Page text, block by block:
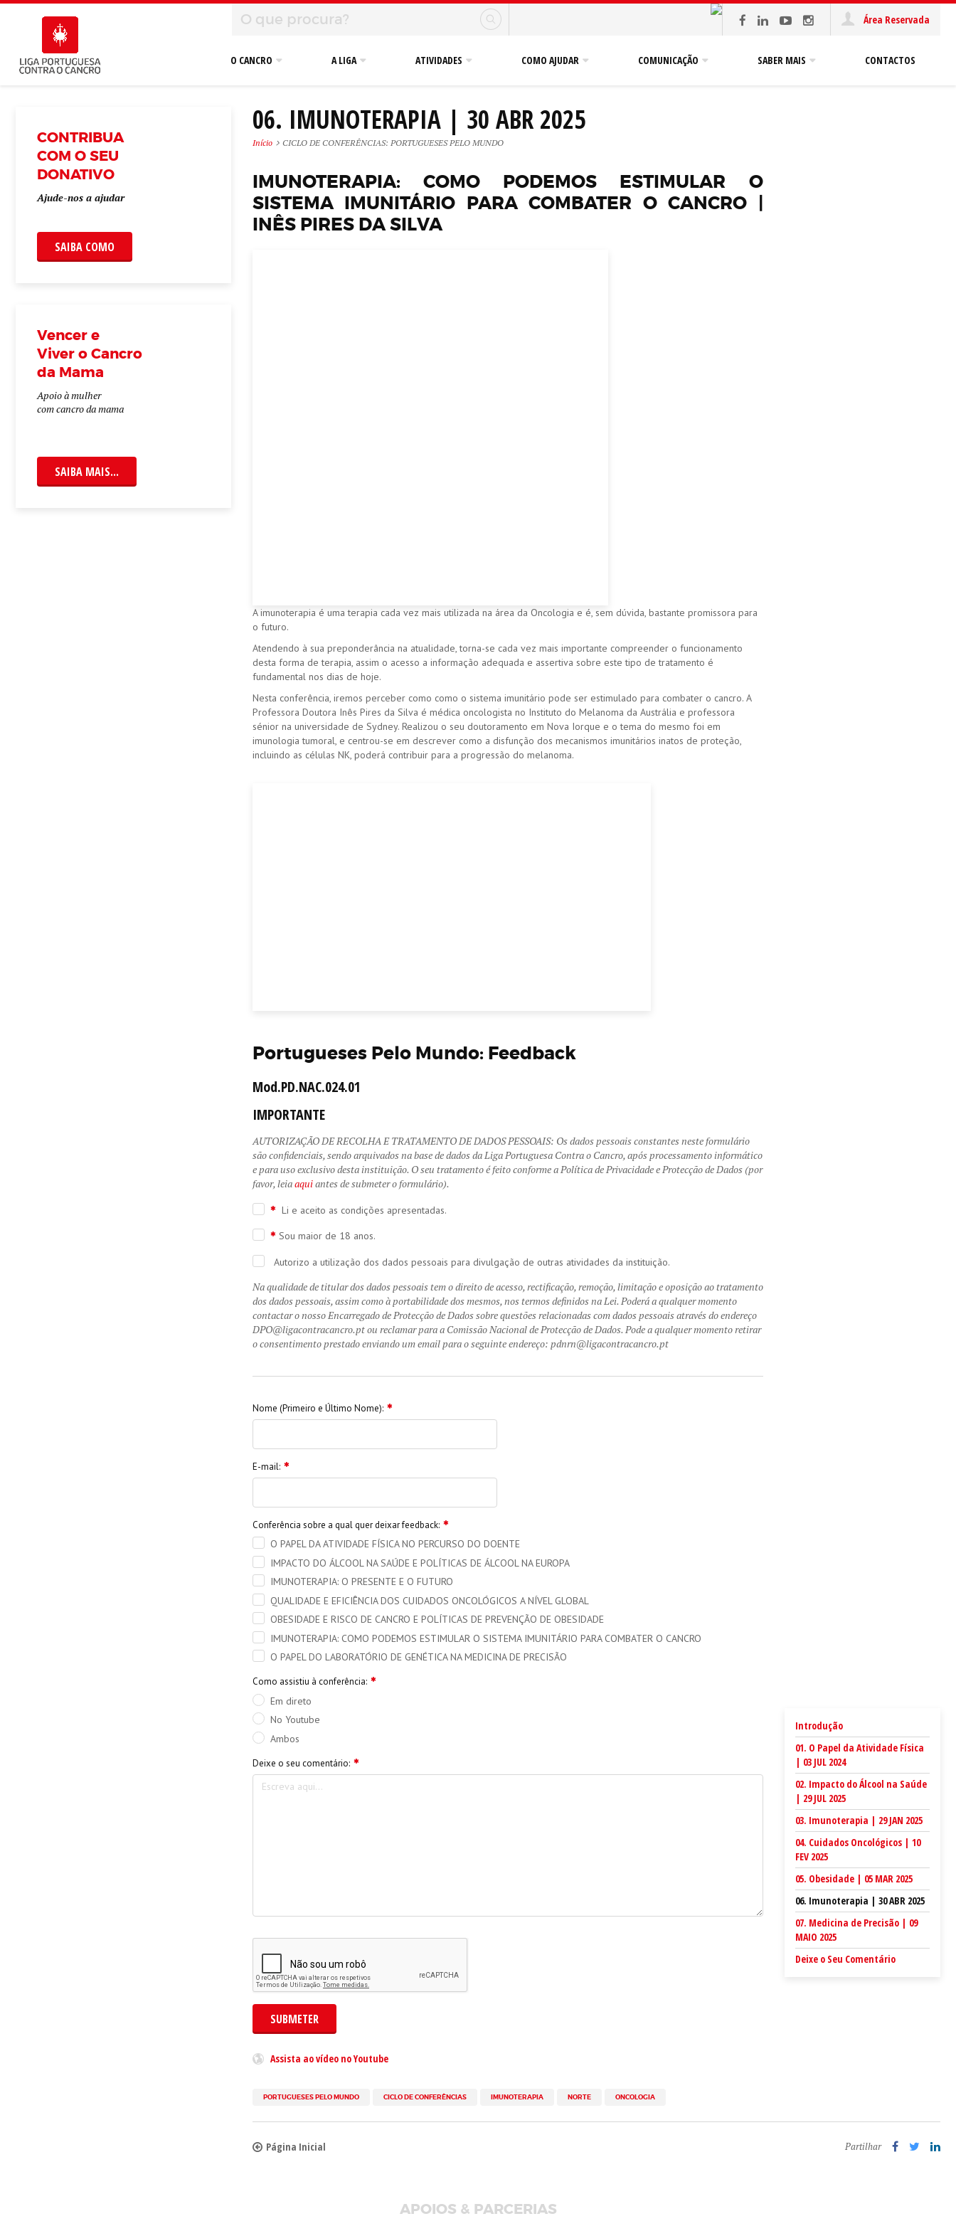
Área Reservada
O CANCRO A LIGA ATIVIDADES COMO AJUDAR COMUNICAÇÃO SABER MAIS CONTACTOS
CONTRIBUA
COM O SEU
DONATIVO
Ajude-nos a ajudar
SAIBA COMO
Vencer e
Viver o Cancro
da Mama
Apoio à mulher
com cancro da mama
SAIBA MAIS...
06. IMUNOTERAPIA | 30 ABR 2025
Início CICLO DE CONFERÊNCIAS: PORTUGUESES PELO MUNDO
IMUNOTERAPIA: COMO PODEMOS ESTIMULAR O
SISTEMA IMUNITÁRIO PARA COMBATER O CANCRO |
INÊS PIRES DA SILVA
A imunoterapia é uma terapia cada vez mais utilizada na área da Oncologia e é, sem dúvida, bastante promissora para
o futuro.
Atendendo à sua preponderância na atualidade, torna-se cada vez mais importante compreender o funcionamento
desta forma de terapia, assim o acesso a informação adequada e assertiva sobre este tipo de tratamento é
fundamental nos dias de hoje.
Nesta conferência, iremos perceber como como o sistema imunitário pode ser estimulado para combater o cancro. A
Professora Doutora Inês Pires da Silva é médica oncologista no Instituto do Melanoma da Austrália e professora
sénior na universidade de Sydney. Realizou o seu doutoramento em Nova Iorque e o tema do mesmo foi em
imunologia tumoral, e centrou-se em descrever como a disfunção dos mecanismos imunitários inatos de proteção,
incluindo as células NK, poderá contribuir para a progressão do melanoma.
Portugueses Pelo Mundo: Feedback
Mod.PD.NAC.024.01
IMPORTANTE
AUTORIZAÇÃO DE RECOLHA E TRATAMENTO DE DADOS PESSOAIS: Os dados pessoais constantes neste formulário
são confidenciais, sendo arquivados na base de dados da Liga Portuguesa Contra o Cancro, após processamento informático
e para uso exclusivo desta instituição. O seu tratamento é feito conforme a Política de Privacidade e Protecção de Dados (por
favor, leiaaquiantes de submeter o formulário).
Li e aceito as condições apresentadas.
Sou maior de 18 anos.
Autorizo a utilização dos dados pessoais para divulgação de outras atividades da instituição.
Na qualidade de titular dos dados pessoais tem o direito de acesso, rectificação, remoção, limitação e oposição ao tratamento
dos dados pessoais, assim como à portabilidade dos mesmos, nos termos definidos na Lei. Poderá a qualquer momento
contactar o nosso Encarregado de Protecção de Dados sobre questões relacionadas com dados pessoais através do endereço
DPO@ligacontracancro.pt ou reclamar para a Comissão Nacional de Protecção de Dados. Pode a qualquer momento retirar
o consentimento prestado enviando um email para o seguinte endereço: pdnrn@ligacontracancro.pt
Nome (Primeiro e Último Nome):
E-mail:
Conferência sobre a qual quer deixar feedback:
O PAPEL DA ATIVIDADE FÍSICA NO PERCURSO DO DOENTE
IMPACTO DO ÁLCOOL NA SAÚDE E POLÍTICAS DE ÁLCOOL NA EUROPA
​IMUNOTERAPIA: O PRESENTE E O FUTURO
QUALIDADE E EFICIÊNCIA DOS CUIDADOS ONCOLÓGICOS A NÍVEL GLOBAL
OBESIDADE E RISCO DE CANCRO E POLÍTICAS DE PREVENÇÃO DE OBESIDADE
IMUNOTERAPIA: COMO PODEMOS ESTIMULAR O SISTEMA IMUNITÁRIO PARA COMBATER O CANCRO
O PAPEL DO LABORATÓRIO DE GENÉTICA NA MEDICINA DE PRECISÃO
Como assistiu à conferência:
Em direto
No Youtube
Ambos
Deixe o seu comentário:
SUBMETER
Assista ao vídeo no Youtube
Introdução
01. O Papel da Atividade Física
| 03 JUL 2024
02. Impacto do Álcool na Saúde
| 29 JUL 2025
03. Imunoterapia | 29 JAN 2025
04. Cuidados Oncológicos | 10
FEV 2025
05. Obesidade | 05 MAR 2025
06. Imunoterapia | 30 ABR 2025
07. Medicina de Precisão | 09
MAIO 2025
Deixe o Seu Comentário
PORTUGUESES PELO MUNDO CICLO DE CONFERÊNCIAS IMUNOTERAPIA NORTE ONCOLOGIA
Página Inicial Partilhar
APOIOS & PARCERIAS